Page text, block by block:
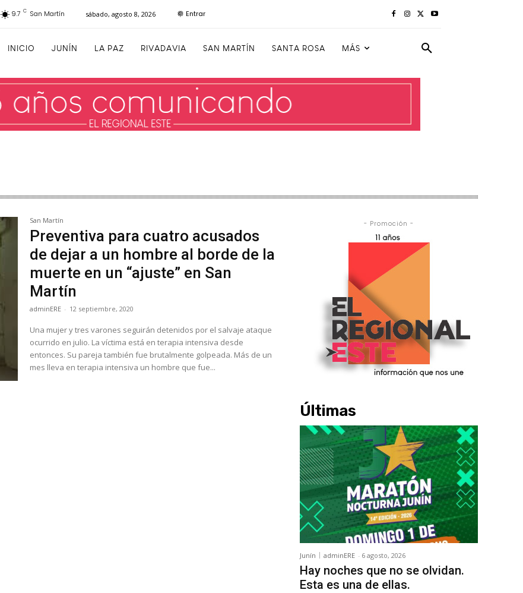
9.7 C San Martín sábado, agosto 8, 2026 Entrar
INICIO JUNÍN LA PAZ RIVADAVIA SAN MARTÍN SANTA ROSA MÁS
San Martín
Preventiva para cuatro acusados
de dejar a un hombre al borde de la
muerte en un “ajuste” en San
Martín
adminERE - 12 septiembre, 2020
Una mujer y tres varones seguirán detenidos por el salvaje ataque
ocurrido en julio. La víctima está en terapia intensiva desde
entonces. Su pareja también fue brutalmente golpeada. Más de un
mes lleva en terapia intensiva un hombre que fue...
- Promoción -
Últimas
Junín adminERE - 6 agosto, 2026
Hay noches que no se olvidan.
Esta es una de ellas.